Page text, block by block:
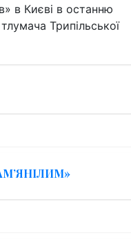
в Києві в останню
Трипільської